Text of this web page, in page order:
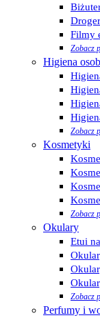
Filmy
Zobacz
Higiena
Zobacz
Kosmetyki
Zobacz
Okulary
Etui
Zobacz
Perfumy i